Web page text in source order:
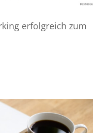
erfolgreich zum